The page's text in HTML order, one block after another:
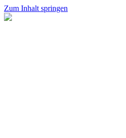
Zum Inhalt springen